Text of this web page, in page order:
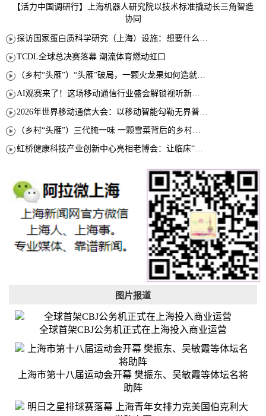
【活力中国调研行】上海机器人研究院以技术标准撬动长三角智造
协同
TCDL全球总决赛落幕 潮流体育燃动虹口
图片报道
全球首架CBJ公务机正式在上海投入商业运营
上海市第十八届运动会开幕 樊振东、吴敏霞等体坛名将
助阵